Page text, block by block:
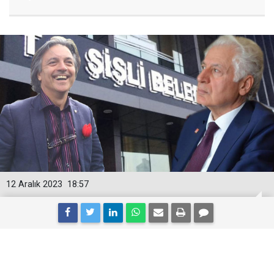
18:57
12 Aralık 2023